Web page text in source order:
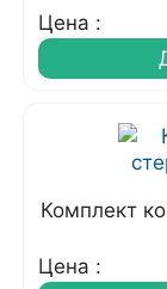
Цена :
Комплект
Цена :